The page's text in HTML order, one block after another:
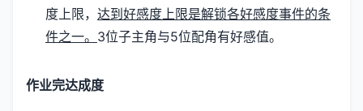
度上限， 达到好感度上限是解锁各好感度事件的条
件之一。 3位子主角与5位配角有好感值。
作业完达成度